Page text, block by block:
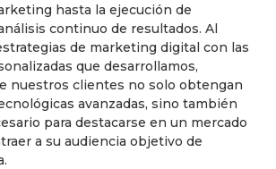
hasta la ejecución de
continuo de resultados. Al
de marketing digital con las
que desarrollamos,
nuestros clientes no solo obtengan
avanzadas, sino también
para destacarse en un mercado
a su audiencia objetivo de